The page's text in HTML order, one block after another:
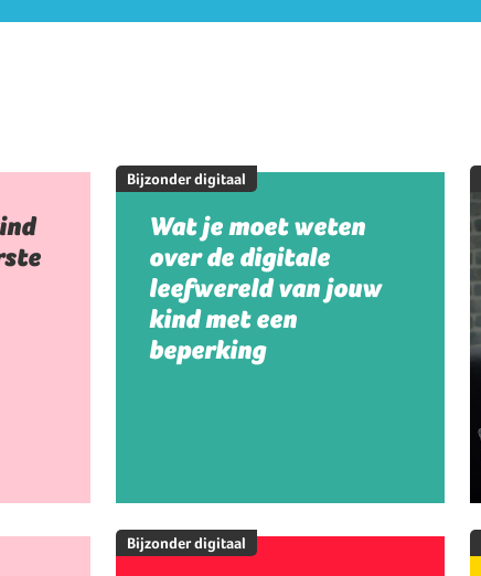
Bijzonder digitaal
Wat je moet weten
over de digitale
leefwereld van jouw
kind met een
beperking
Bijzonder digitaal